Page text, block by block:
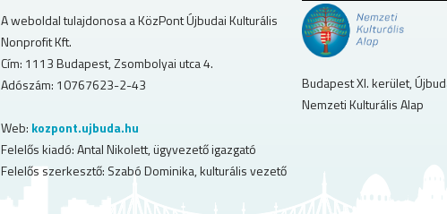
A weboldal tulajdonosa a KözPont Újbudai Kulturális
Nonprofit Kft.
Cím: 1113 Budapest, Zsombolyai utca 4.
Adószám: 10767623-2-43
Web: kozpont.ujbuda.hu
Felelős kiadó: Antal Nikolett, ügyvezető igazgató
Felelős szerkesztő: Szabó Dominika, kulturális vezető
Budapest XI. kerület,
Nemzeti Kulturális Alap